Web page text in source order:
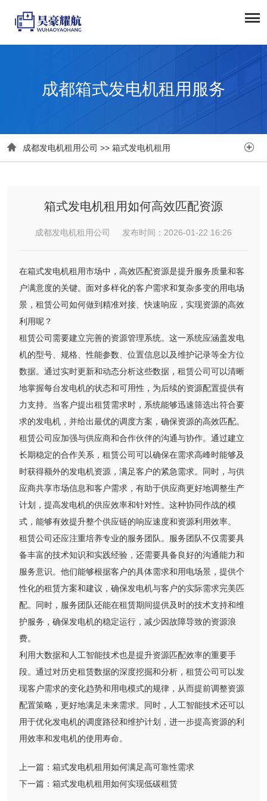
成都箱式发电机租用服务
 成都发电机租用公司 >> 箱式发电机租用 
箱式发电机租用如何高效匹配资源
成都发电机租用公司 发布时间：2026-01-22 16:26
在箱式发电机租用市场中，高效匹配资源是提升服务质量和客
户满意度的关键。面对多样化的客户需求和复杂多变的用电场
景，租赁公司如何做到精准对接、快速响应，实现资源的高效
利用呢？
租赁公司需要建立完善的资源管理系统。这一系统应涵盖发电
机的型号、规格、性能参数、位置信息以及维护记录等全方位
数据。通过实时更新和动态分析这些数据，租赁公司可以清晰
地掌握每台发电机的状态和可用性，为后续的资源配置提供有
力支持。当客户提出租赁需求时，系统能够迅速筛选出符合要
求的发电机，并给出最优的调度方案，确保资源的高效匹配。
租赁公司应加强与供应商和合作伙伴的沟通与协作。通过建立
长期稳定的合作关系，租赁公司可以确保在需求高峰时能够及
时获得额外的发电机资源，满足客户的紧急需求。同时，与供
应商共享市场信息和客户需求，有助于供应商更好地调整生产
计划，提高发电机的供应效率和针对性。这种协同作战的模
式，能够有效提升整个供应链的响应速度和资源利用效率。
租赁公司还应注重培养专业的服务团队。服务团队不仅需要具
备丰富的技术知识和实践经验，还需要具备良好的沟通能力和
服务意识。他们能够根据客户的具体需求和用电场景，提供个
性化的租赁方案和建议，确保发电机与客户的实际需求完美匹
配。同时，服务团队还能在租赁期间提供及时的技术支持和维
护服务，确保发电机的稳定运行，减少因故障导致的资源浪
费。
利用大数据和人工智能技术也是提升资源匹配效率的重要手
段。通过对历史租赁数据的深度挖掘和分析，租赁公司可以发
现客户需求的变化趋势和用电模式的规律，从而提前调整资源
配置策略，更好地满足未来需求。同时，人工智能技术还可以
用于优化发电机的调度路径和维护计划，进一步提高资源的利
用效率和发电机的使用寿命。
上一篇： 箱式发电机租用如何满足高可靠性需求
下一篇： 箱式发电机租用如何实现低碳租赁